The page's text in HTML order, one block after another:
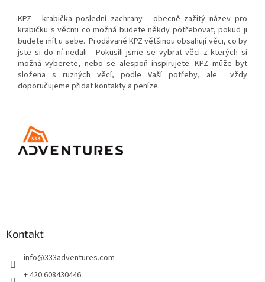
KPZ - krabička poslední zachrany - obecně zažitý název pro
krabičku s věcmi co možná budete někdy potřebovat, pokud ji
budete mít u sebe. Prodávané KPZ většinou obsahují věci, co by
jste si do ní nedali. Pokusili jsme se vybrat věci z kterých si
možná vyberete, nebo se alespoň inspirujete. KPZ může byt
složena s ruzných věcí, podle Vaší potřeby, ale vždy
doporučujeme přidat kontakty a peníze.
Kontakt
info@333adventures.com
+ 420 608430446